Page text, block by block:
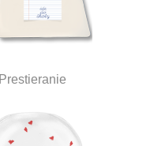
Prestieranie